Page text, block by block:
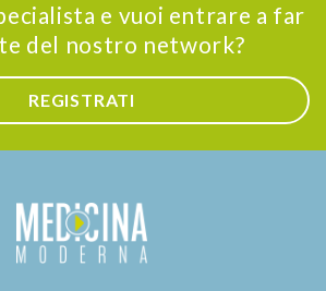
e vuoi entrare a far
del nostro network?
REGISTRATI